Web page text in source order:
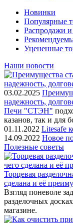
Новинки
Популярные
Распродажи
Уцененные
Наши новости
03.02.2025
надежность,
Печи "СТЭН"
казанов, так и для
01.11.2022 Litesafe
14.09.2022 Новое
Полезные советы
Торцевая
сделана и её
Взгляд поневоле
разделочных
магазине.